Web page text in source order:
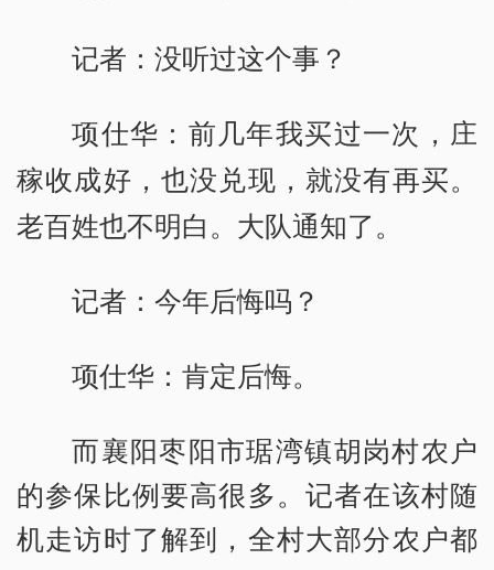
记者：没听过这个事？
项仕华：前几年我买过一次，庄
稼收成好，也没兑现，就没有再买。
老百姓也不明白。大队通知了。
记者：今年后悔吗？
项仕华：肯定后悔。
而襄阳枣阳市琚湾镇胡岗村农户
的参保比例要高很多。记者在该村随
机走访时了解到，全村大部分农户都